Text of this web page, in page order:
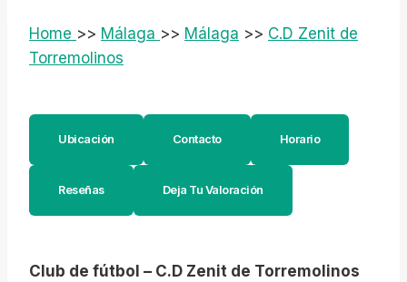
Home >> Málaga >> Málaga >> C.D Zenit de
Torremolinos
Ubicación Contacto Horario
Reseñas Deja Tu Valoración
Club de fútbol – C.D Zenit de Torremolinos